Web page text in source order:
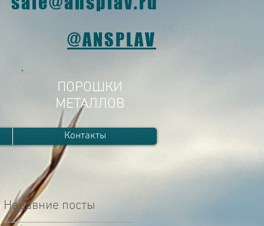
Недавние посты
@ANSPLAV
ПОРОШКИ
МЕТАЛЛОВ
Контакты